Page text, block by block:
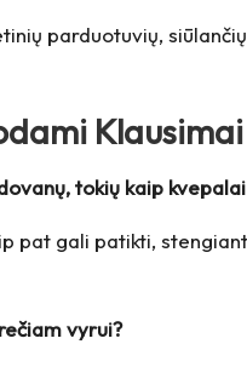
parduotuvių,
Klausimai
tokių kaip
pat gali patikti,
vyrui?